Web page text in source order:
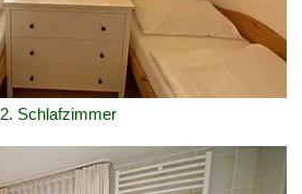
2. Schlafzimmer